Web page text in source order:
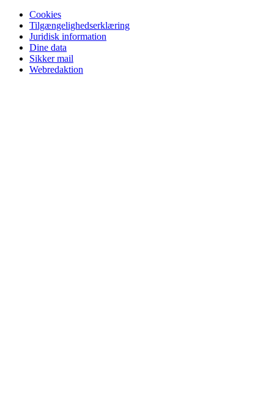
Cookies
Tilgængelighedserklæring
Juridisk information
Dine data
Sikker mail
Webredaktion